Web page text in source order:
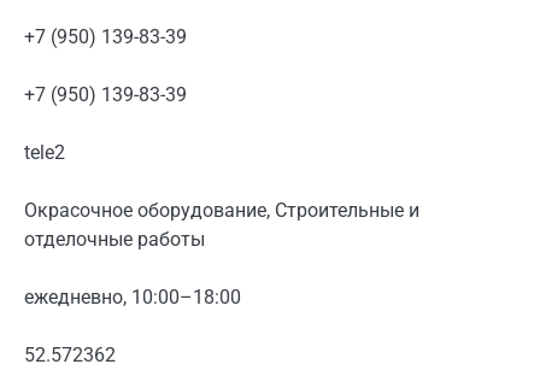
+7 (950) 139-83-39
+7 (950) 139-83-39
tele2
Окрасочное оборудование, Строительные и
отделочные работы
ежедневно, 10:00–18:00
52.572362